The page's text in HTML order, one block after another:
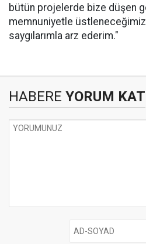
bütün projelerde bize düşen
memnuniyetle
saygılarımla arz ederim."
HABERE YORUM KAT